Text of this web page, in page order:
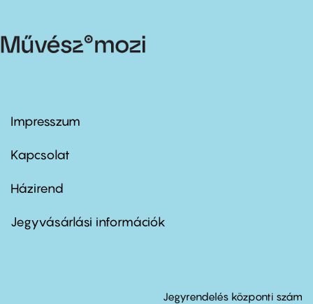
Footer
first
Impresszum
Kapcsolat
Footer
second
Házirend
Jegyvásárlási információk
Jegyrendelés központi szám